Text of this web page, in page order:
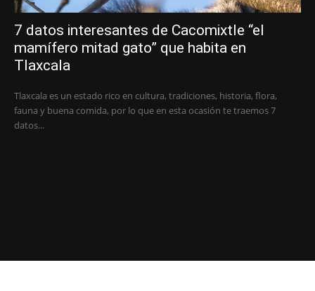
7 datos interesantes de Cacomixtle “el
mamífero mitad gato” que habita en
Tlaxcala
Tlaxcala es un estado rico en cultura, tradiciones, historia, flora,
fauna y buena comida, por lo que en esta ocasión te traemos 7
datos...